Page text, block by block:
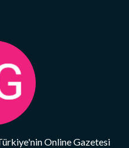
Online Gazetesi